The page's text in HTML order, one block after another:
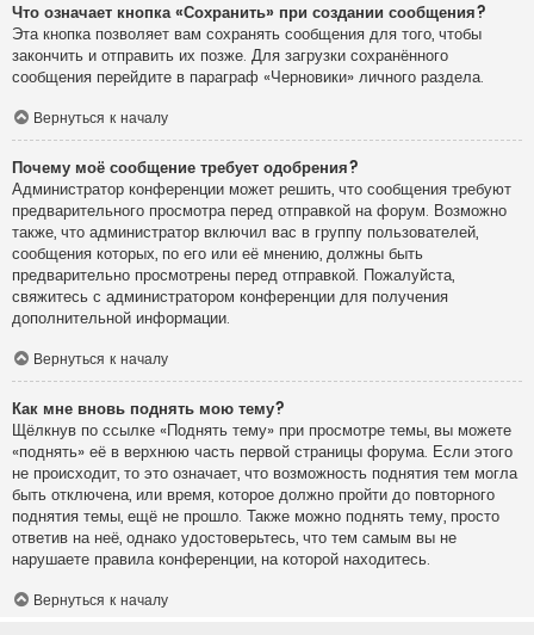
Что означает кнопка «Сохранить» при создании сообщения?
Эта кнопка позволяет вам сохранять сообщения для того, чтобы
закончить и отправить их позже. Для загрузки сохранённого
сообщения перейдите в параграф «Черновики» личного раздела.
Вернуться к началу
Почему моё сообщение требует одобрения?
Администратор конференции может решить, что сообщения требуют
предварительного просмотра перед отправкой на форум. Возможно
также, что администратор включил вас в группу пользователей,
сообщения которых, по его или её мнению, должны быть
предварительно просмотрены перед отправкой. Пожалуйста,
свяжитесь с администратором конференции для получения
дополнительной информации.
Вернуться к началу
Как мне вновь поднять мою тему?
Щёлкнув по ссылке «Поднять тему» при просмотре темы, вы можете
«поднять» её в верхнюю часть первой страницы форума. Если этого
не происходит, то это означает, что возможность поднятия тем могла
быть отключена, или время, которое должно пройти до повторного
поднятия темы, ещё не прошло. Также можно поднять тему, просто
ответив на неё, однако удостоверьтесь, что тем самым вы не
нарушаете правила конференции, на которой находитесь.
Вернуться к началу